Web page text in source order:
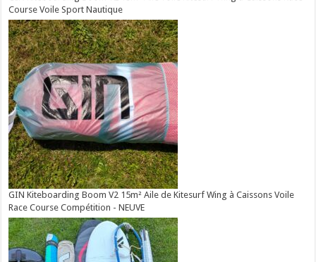
Course Voile Sport Nautique
GIN Kiteboarding Boom V2 15m² Aile de Kitesurf Wing à Caissons Voile
Race Course Compétition - NEUVE